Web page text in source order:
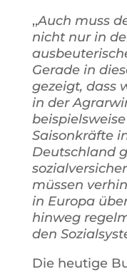
,,Auch muss
nicht nur in
Gerade in
gezeigt, dass
in der
Saisonkräfte
Deutschland
müssen
in Europa
hinweg
den
Die heutige